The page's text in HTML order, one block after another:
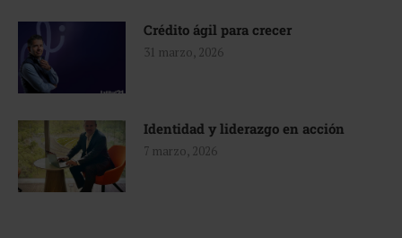
Crédito ágil para crecer
31 marzo, 2026
Identidad y liderazgo en acción
7 marzo, 2026